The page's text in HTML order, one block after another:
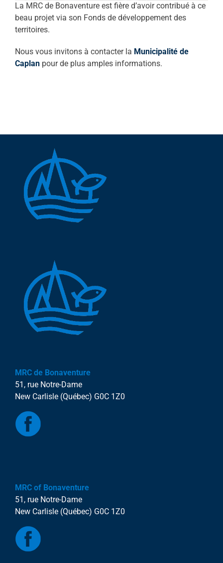
La MRC de Bonaventure est fière d’avoir contribué à ce
beau projet via son Fonds de développement des
territoires.
Nous vous invitons à contacter la Municipalité de
Caplanpour de plus amples informations.
MRC de Bonaventure
51, rue Notre-Dame
New Carlisle (Québec) G0C 1Z0
MRC of Bonaventure
51, rue Notre-Dame
New Carlisle (Québec) G0C 1Z0